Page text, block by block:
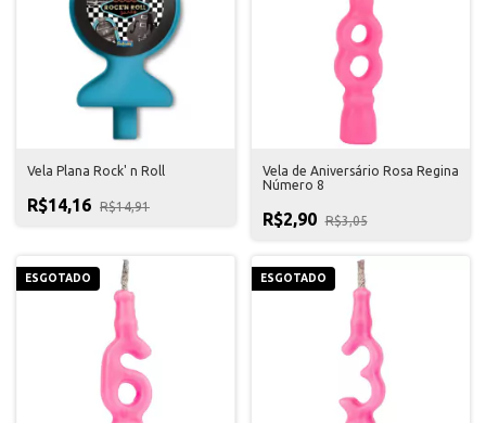
Vela Plana Rock' n Roll
R$14,16 R$14,91
Vela de Aniversário Rosa Regina
Número 8
R$2,90 R$3,05
ESGOTADO ESGOTADO